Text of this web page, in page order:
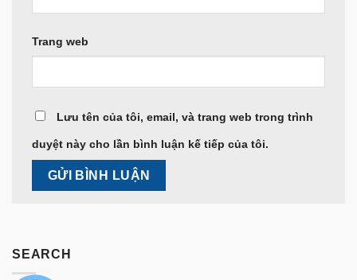
Trang web
Lưu tên của tôi, email, và trang web trong trình
duyệt này cho lần bình luận kế tiếp của tôi.
SEARCH